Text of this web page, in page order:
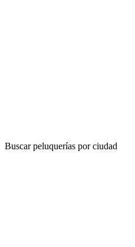
Buscar peluquerías por ciudad